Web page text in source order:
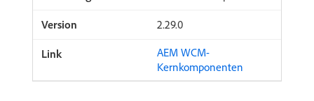
2.29.0
AEM WCM-
Kernkomponenten